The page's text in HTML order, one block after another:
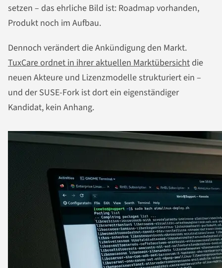
setzen – das ehrliche Bild ist: Roadmap vorhanden,
Produkt noch im Aufbau.
Dennoch verändert die Ankündigung den Markt.
TuxCare ordnet in ihrer aktuellen Marktübersicht die
neuen Akteure und Lizenzmodelle strukturiert ein –
und der SUSE-Fork ist dort ein eigenständiger
Kandidat, kein Anhang.